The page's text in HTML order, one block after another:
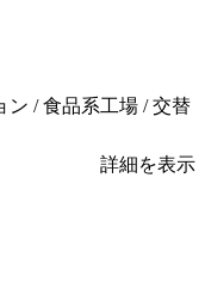
ン / 食品系工場 / 交替
詳細を表示